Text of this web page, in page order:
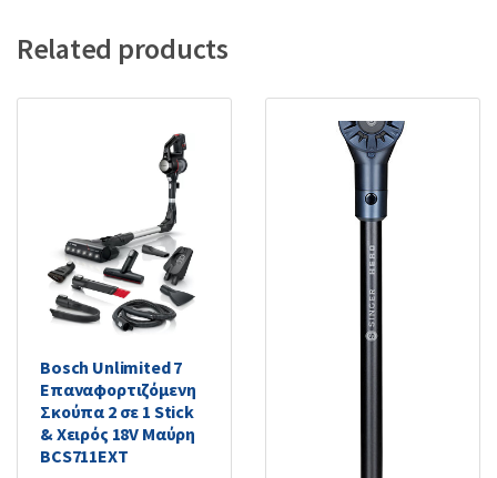
Related products
Bosch Unlimited 7
Επαναφορτιζόμενη
Σκούπα 2 σε 1 Stick
& Χειρός 18V Μαύρη
BCS711EXT